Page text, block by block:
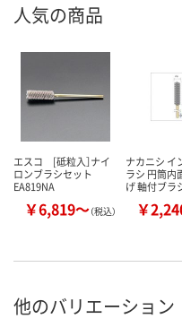
人気の商品
エスコ [砥粒入］ナイ
ロンブラシセット
EA819NA
￥6,819～（税込）
ナカニシ イ
ラシ 円筒内
げ 軸付ブラ
￥
他のバリエーション